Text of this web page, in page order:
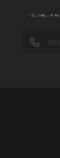
оставьте